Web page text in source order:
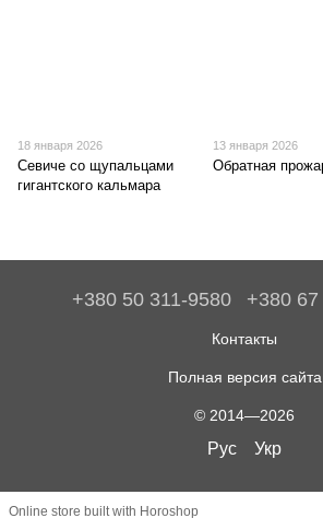
18 января 2026
Севиче со щупальцами
гигантского кальмара
13 января 2026
Обратная
+380 50 311-9580 +380
Контакты
Полная версия сайта
© 2014—2026
Рус Укр
Online store built with Horoshop